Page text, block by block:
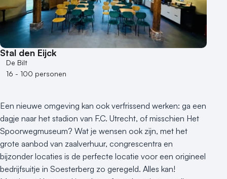
Aantal personen
1 - 50 personen
50 - 100 personen
100 - 250 personen
250 - 500 personen
Buitenlocatie
Duurzame locatie
Groene locatie
Heisessie
Hotel
Stal den Eijck
De Bilt
16 - 100 personen
Een nieuwe omgeving kan ook verfrissend werken: ga een
dagje naar het stadion van F.C. Utrecht, of misschien Het
Spoorwegmuseum? Wat je wensen ook zijn, met het
grote aanbod van zaalverhuur, congrescentra en
bijzonder locaties is de perfecte locatie voor een origineel
bedrijfsuitje in Soesterberg zo geregeld. Alles kan!